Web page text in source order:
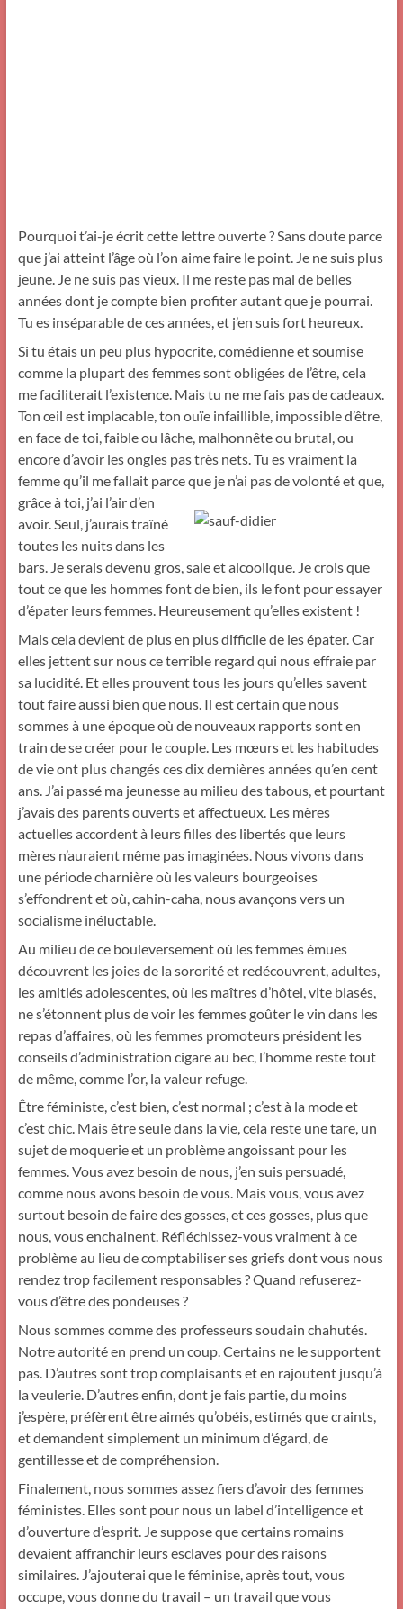
Pourquoi t’ai-je écrit cette lettre ouverte ? Sans doute parce
que j’ai atteint l’âge où l’on aime faire le point. Je ne suis plus
jeune. Je ne suis pas vieux. Il me reste pas mal de belles
années dont je compte bien profiter autant que je pourrai.
Tu es inséparable de ces années, et j’en suis fort heureux.
Si tu étais un peu plus hypocrite, comédienne et soumise
comme la plupart des femmes sont obligées de l’être, cela
me faciliterait l’existence. Mais tu ne me fais pas de cadeaux.
Ton œil est implacable, ton ouïe infaillible, impossible d’être,
en face de toi, faible ou lâche, malhonnête ou brutal, ou
encore d’avoir les ongles pas très nets. Tu es vraiment la
femme qu’il me fallait parce que je n’ai pas de volonté et que,
grâce à toi, j’ai l’air d’en
avoir. Seul, j’aurais traîné
toutes les nuits dans les
bars. Je serais devenu gros, sale et alcoolique. Je crois que
tout ce que les hommes font de bien, ils le font pour essayer
d’épater leurs femmes. Heureusement qu’elles existent !
Mais cela devient de plus en plus difficile de les épater. Car
elles jettent sur nous ce terrible regard qui nous effraie par
sa lucidité. Et elles prouvent tous les jours qu’elles savent
tout faire aussi bien que nous. Il est certain que nous
sommes à une époque où de nouveaux rapports sont en
train de se créer pour le couple. Les mœurs et les habitudes
de vie ont plus changés ces dix dernières années qu’en cent
ans. J’ai passé ma jeunesse au milieu des tabous, et pourtant
j’avais des parents ouverts et affectueux. Les mères
actuelles accordent à leurs filles des libertés que leurs
mères n’auraient même pas imaginées. Nous vivons dans
une période charnière où les valeurs bourgeoises
s’effondrent et où, cahin-caha, nous avançons vers un
socialisme inéluctable.
Au milieu de ce bouleversement où les femmes émues
découvrent les joies de la sororité et redécouvrent, adultes,
les amitiés adolescentes, où les maîtres d’hôtel, vite blasés,
ne s’étonnent plus de voir les femmes goûter le vin dans les
repas d’affaires, où les femmes promoteurs président les
conseils d’administration cigare au bec, l’homme reste tout
de même, comme l’or, la valeur refuge.
Être féministe, c’est bien, c’est normal ; c’est à la mode et
c’est chic. Mais être seule dans la vie, cela reste une tare, un
sujet de moquerie et un problème angoissant pour les
femmes. Vous avez besoin de nous, j’en suis persuadé,
comme nous avons besoin de vous. Mais vous, vous avez
surtout besoin de faire des gosses, et ces gosses, plus que
nous, vous enchainent. Réfléchissez-vous vraiment à ce
problème au lieu de comptabiliser ses griefs dont vous nous
rendez trop facilement responsables ? Quand refuserez-
vous d’être des pondeuses ?
Nous sommes comme des professeurs soudain chahutés.
Notre autorité en prend un coup. Certains ne le supportent
pas. D’autres sont trop complaisants et en rajoutent jusqu’à
la veulerie. D’autres enfin, dont je fais partie, du moins
j’espère, préfèrent être aimés qu’obéis, estimés que craints,
et demandent simplement un minimum d’égard, de
gentillesse et de compréhension.
Finalement, nous sommes assez fiers d’avoir des femmes
féministes. Elles sont pour nous un label d’intelligence et
d’ouverture d’esprit. Je suppose que certains romains
devaient affranchir leurs esclaves pour des raisons
similaires. J’ajouterai que le féminise, après tout, vous
occupe, vous donne du travail – un travail que vous